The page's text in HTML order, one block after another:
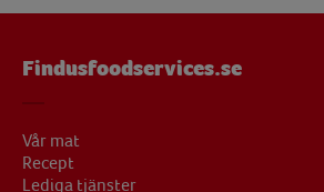
Findusfoodservices.se
Vår mat
Recept
Lediga tjänster